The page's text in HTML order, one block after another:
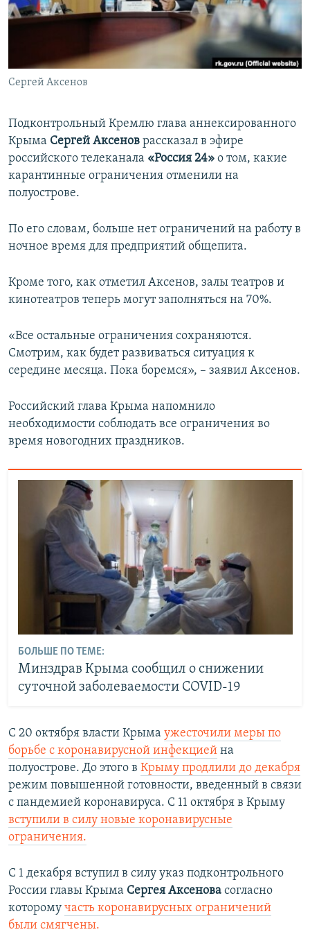
ПОБЕДИТЕЛЕЙ НЕ СУДЯТ?
ELIFBE
УКРАИНСКАЯ ПРОБЛЕМА КРЫМА
ПРИСОЕДИНЯЙТЕСЬ!
Сергей Аксенов
Подконтрольный Кремлю глава аннексированного
Крыма Сергей Аксенов рассказал в эфире
российского телеканала «Россия 24» о том, какие
карантинные ограничения отменили на
полуострове.
По его словам, больше нет ограничений на работу в
ночное время для предприятий общепита.
Кроме того, как отметил Аксенов, залы театров и
кинотеатров теперь могут заполняться на 70%.
«Все остальные ограничения сохраняются.
Смотрим, как будет развиваться ситуация к
середине месяца. Пока боремся», – заявил Аксенов.
Российский глава Крыма напомнило
необходимости соблюдать все ограничения во
время новогодних праздников.
БОЛЬШЕ ПО ТЕМЕ:
Минздрав Крыма сообщил о снижении
суточной заболеваемости COVID-19
С 20 октября власти Крыма ужесточили меры по
борьбе с коронавирусной инфекцией на
полуострове. До этого в Крыму продлили до декабря
режим повышенной готовности, введенный в связи
с пандемией коронавируса. С 11 октября в Крыму
вступили в силу новые коронавирусные
ограничения.
С 1 декабря вступил в силу указ подконтрольного
России главы Крыма Сергея Аксенова согласно
которому часть коронавирусных ограничений
были смягчены.